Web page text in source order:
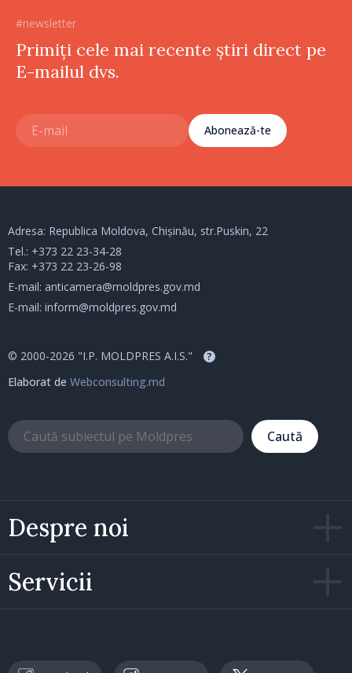
#newsletter
Primiți cele mai recente știri direct pe
E-mailul dvs.
Abonează-te
Despre noi
Servicii
Adresa: Republica Moldova, Chișinău, str.Puskin, 22
Tel.: +373 22 23-34-28
Fax: +373 22 23-26-98
E-mail: anticamera@moldpres.gov.md
E-mail: inform@moldpres.gov.md
© 2000-2026 "I.P. MOLDPRES A.I.S." ?
Elaborat de Webconsulting.md
Caută